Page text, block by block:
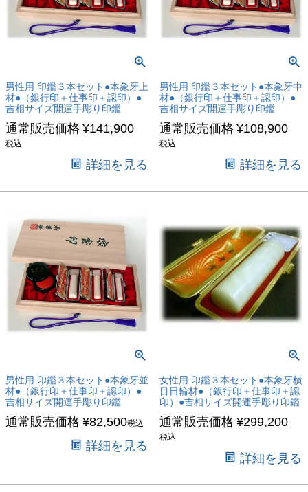
男性用 印鑑３本セット●本象牙上
材●（銀行印＋仕事印＋認印）●
吉相サイズ開運手彫り印鑑
通常販売価格 ¥141,900
税込
詳細を見る
男性用 印鑑３本セット●本象牙中
材●（銀行印＋仕事印＋認印）●
吉相サイズ開運手彫り印鑑
通常販売価格 ¥108,900
税込
詳細を見る
男性用 印鑑３本セット●本象牙並
材●（銀行印＋仕事印＋認印）●
吉相サイズ開運手彫り印鑑
通常販売価格 ¥82,500税込
詳細を見る
女性用 印鑑３本セット●本象牙横
目日輪材●（銀行印＋仕事印＋認
印）●吉相サイズ開運手彫り印鑑
通常販売価格 ¥299,200
税込
詳細を見る